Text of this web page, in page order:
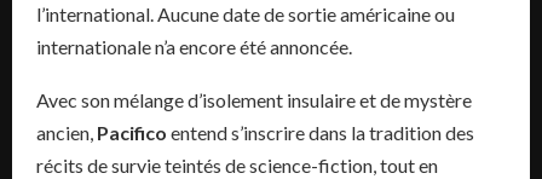
l’international. Aucune date de sortie américaine ou
internationale n’a encore été annoncée.
Avec son mélange d’isolement insulaire et de mystère
ancien, Pacifico entend s’inscrire dans la tradition des
récits de survie teintés de science-fiction, tout en